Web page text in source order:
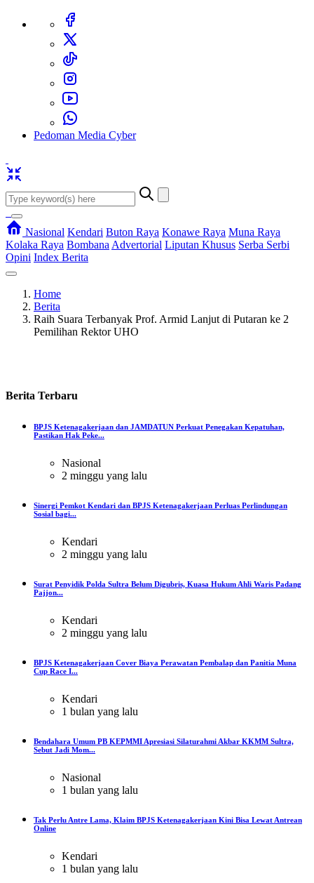
Pedoman Media Cyber
Nasional Kendari Buton Raya Konawe Raya Muna Raya
Kolaka Raya Bombana Advertorial Liputan Khusus Serba Serbi
Opini Index Berita
Home
Berita
Raih Suara Terbanyak Prof. Armid Lanjut di Putaran ke 2
Pemilihan Rektor UHO
Berita Terbaru
BPJS Ketenagakerjaan dan JAMDATUN Perkuat Penegakan Kepatuhan,
Pastikan Hak Peke...
Nasional
2 minggu yang lalu
Sinergi Pemkot Kendari dan BPJS Ketenagakerjaan Perluas Perlindungan
Sosial bagi...
Kendari
2 minggu yang lalu
Surat Penyidik Polda Sultra Belum Digubris, Kuasa Hukum Ahli Waris Padang
Pajjon...
Kendari
2 minggu yang lalu
BPJS Ketenagakerjaan Cover Biaya Perawatan Pembalap dan Panitia Muna
Cup Race I...
Kendari
1 bulan yang lalu
Bendahara Umum PB KEPMMI Apresiasi Silaturahmi Akbar KKMM Sultra,
Sebut Jadi Mom...
Nasional
1 bulan yang lalu
Tak Perlu Antre Lama, Klaim BPJS Ketenagakerjaan Kini Bisa Lewat Antrean
Online
Kendari
1 bulan yang lalu